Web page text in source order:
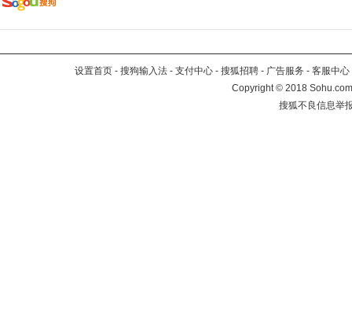
设置首页 - 搜狗输入法 - 支付中心 - 搜狐招聘 - 广告服务 - 客服中心
Copyright©2018
搜狐不良信息举